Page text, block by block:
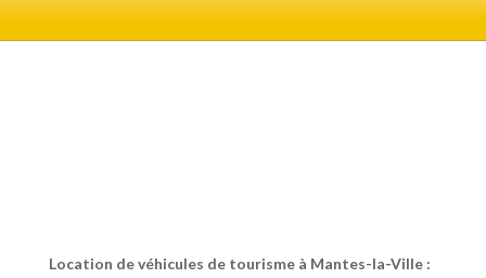
Location de véhicules de tourisme à Mantes-la-Ville :